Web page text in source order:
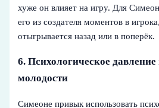
хуже он влияет на игру. Для
его из создателя моментов в
отыгрывается назад или в поперёк.
6. Психологическое
молодости
Симеоне привык использовать